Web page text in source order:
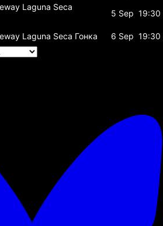
Laguna Seca
5 Sep 19:30
Laguna Seca Гонка 6 Sep 19:30